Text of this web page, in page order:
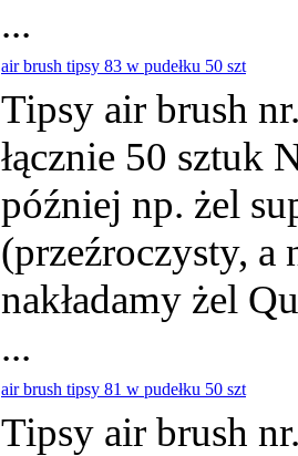
...
air brush tipsy 83 w pudełku 50 szt
Tipsy air brush
łącznie 50 sztuk
później np. żel
(przeźroczysty, a
nakładamy żel
...
air brush tipsy 81 w pudełku 50 szt
Tipsy air brush